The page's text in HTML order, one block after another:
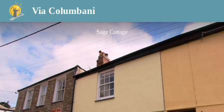
Via Columbani
Sage Cottage
Sage Cottage